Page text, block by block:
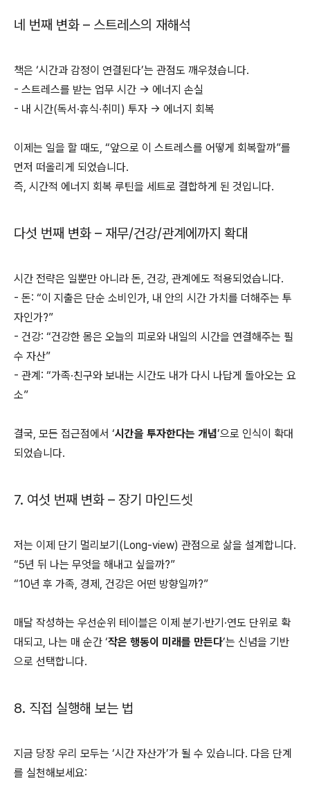
네 번째 변화 – 스트레스의 재해석
책은 ‘시간과 감정이 연결된다’는 관점도 깨우쳤습니다.
- 스트레스를 받는 업무 시간 → 에너지 손실
- 내 시간(독서·휴식·취미) 투자 → 에너지 회복
이제는 일을 할 때도, “앞으로 이 스트레스를 어떻게 회복할까”를
먼저 떠올리게 되었습니다.
즉, 시간적 에너지 회복 루틴을 세트로 결합하게 된 것입니다.
다섯 번째 변화 – 재무/건강/관계에까지 확대
시간 전략은 일뿐만 아니라 돈, 건강, 관계에도 적용되었습니다.
- 돈: “이 지출은 단순 소비인가, 내 안의 시간 가치를 더해주는 투
자인가?”
- 건강: “건강한 몸은 오늘의 피로와 내일의 시간을 연결해주는 필
수 자산”
- 관계: “가족·친구와 보내는 시간도 내가 다시 나답게 돌아오는 요
소”
결국, 모든 접근점에서 ‘시간을 투자한다는 개념’으로 인식이 확대
되었습니다.
7. 여섯 번째 변화 – 장기 마인드셋
저는 이제 단기 멀리보기(Long-view) 관점으로 삶을 설계합니다.
“5년 뒤 나는 무엇을 해내고 싶을까?”
“10년 후 가족, 경제, 건강은 어떤 방향일까?”
매달 작성하는 우선순위 테이블은 이제 분기·반기·연도 단위로 확
대되고, 나는 매 순간 ‘작은 행동이 미래를 만든다’는 신념을 기반
으로 선택합니다.
8. 직접 실행해 보는 법
지금 당장 우리 모두는 ‘시간 자산가’가 될 수 있습니다. 다음 단계
를 실천해보세요: